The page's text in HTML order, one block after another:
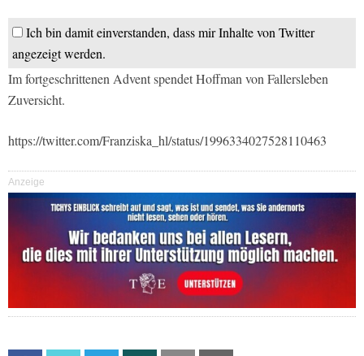
Ich bin damit einverstanden, dass mir Inhalte von Twitter
angezeigt werden.
Im fortgeschrittenen Advent spendet Hoffman von Fallersleben
Zuversicht.
https://twitter.com/Franziska_hl/status/1996334027528110463
Anzeige